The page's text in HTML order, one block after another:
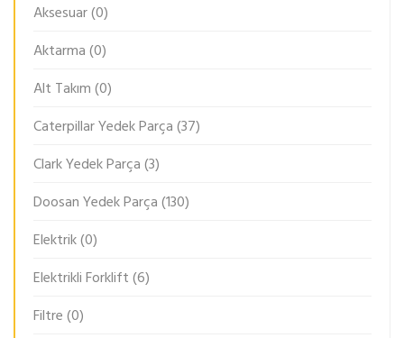
Aksesuar(0)
Aktarma(0)
Alt Takım(0)
Caterpillar Yedek Parça(37)
Clark Yedek Parça(3)
Doosan Yedek Parça(130)
Elektrik(0)
Elektrikli Forklift(6)
Filtre(0)